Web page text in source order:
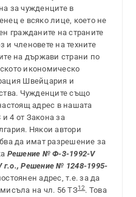
за чужденците в
е всяко лице, което не
гражданите на страните
членовете на техните
на държави страни по
икономическо
Швейцария и
Чужденците също
адрес в нашата
и 4 от Закона за
Някои автори
да имат разрешение за
Решение № Ф-3-1992-V
Решение № 1248-1995-
адрес, т.е. за да
на чл. 56 ТЗ12. Това